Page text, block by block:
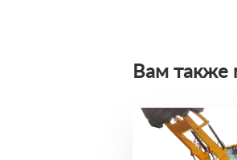
Вам также